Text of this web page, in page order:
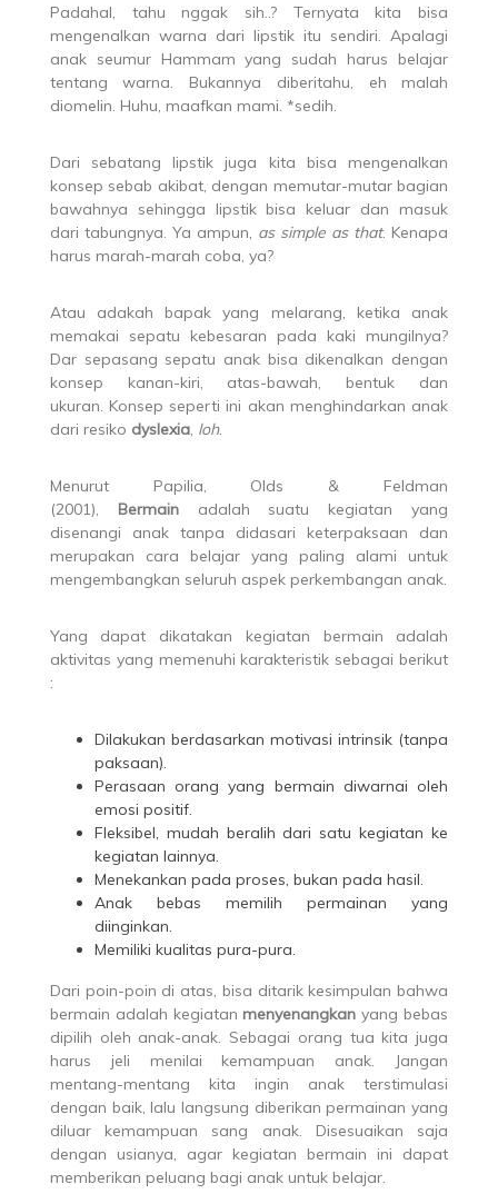
Padahal, tahu nggak sih..? Ternyata kita bisa
mengenalkan warna dari lipstik itu sendiri. Apalagi
anak seumur Hammam yang sudah harus belajar
tentang warna. Bukannya diberitahu, eh malah
diomelin. Huhu, maafkan mami. *sedih.
Dari sebatang lipstik juga kita bisa mengenalkan
konsep sebab akibat, dengan memutar-mutar bagian
bawahnya sehingga lipstik bisa keluar dan masuk
dari tabungnya. Ya ampun, as simple as that. Kenapa
harus marah-marah coba, ya?
Atau adakah bapak yang melarang, ketika anak
memakai sepatu kebesaran pada kaki mungilnya?
Dar sepasang sepatu anak bisa dikenalkan dengan
konsep kanan-kiri, atas-bawah, bentuk dan
ukuran. Konsep seperti ini akan menghindarkan anak
dari resiko dyslexia, loh.
Menurut Papilia, Olds & Feldman
(2001), Bermainadalah suatu kegiatan yang
disenangi anak tanpa didasari keterpaksaan dan
merupakan cara belajar yang paling alami untuk
mengembangkan seluruh aspek perkembangan anak.
Yang dapat dikatakan kegiatan bermain adalah
aktivitas yang memenuhi karakteristik sebagai berikut
:
Dilakukan berdasarkan motivasi intrinsik (tanpa
paksaan).
Perasaan orang yang bermain diwarnai oleh
emosi positif.
Fleksibel, mudah beralih dari satu kegiatan ke
kegiatan lainnya.
Menekankan pada proses, bukan pada hasil.
Anak bebas memilih permainan yang
diinginkan.
Memiliki kualitas pura-pura.
Dari poin-poin di atas, bisa ditarik kesimpulan bahwa
bermain adalah kegiatan menyenangkan yang bebas
dipilih oleh anak-anak. Sebagai orang tua kita juga
harus jeli menilai kemampuan anak. Jangan
mentang-mentang kita ingin anak terstimulasi
dengan baik, lalu langsung diberikan permainan yang
diluar kemampuan sang anak. Disesuaikan saja
dengan usianya, agar kegiatan bermain ini dapat
memberikan peluang bagi anak untuk belajar.